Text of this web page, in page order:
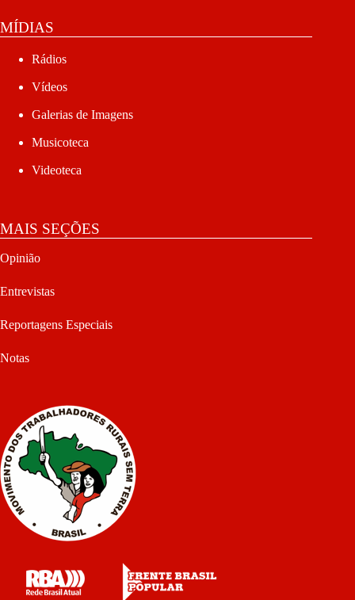
MÍDIAS
Rádios
Vídeos
Galerias de Imagens
Musicoteca
Videoteca
MAIS SEÇÕES
Opinião
Entrevistas
Reportagens Especiais
Notas